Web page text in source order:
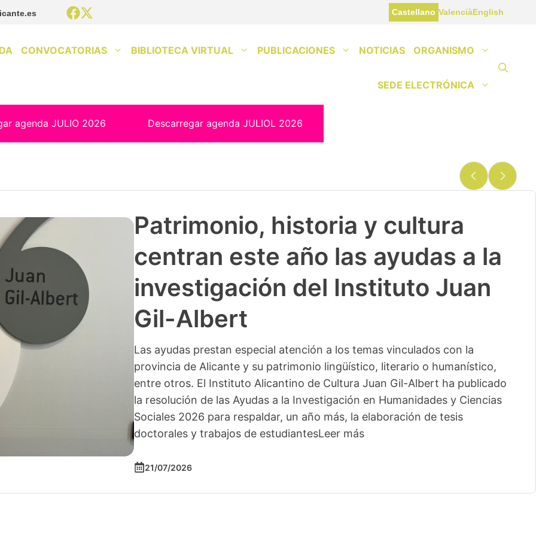
Castellano ValenciàEnglish
CONVOCATORIAS BIBLIOTECA VIRTUAL PUBLICACIONES NOTICIAS ORGANISMO
SEDE ELECTRÓNICA
agenda JULIO 2026 Descarregar agenda JULIOL 2026
Patrimonio, historia y cultura
centran este año las ayudas a la
investigación del Instituto Juan
Gil-Albert
Las ayudas prestan especial atención a los temas vinculados con la
provincia de Alicante y su patrimonio lingüístico, literario o humanístico,
entre otros. El Instituto Alicantino de Cultura Juan Gil-Albert ha publicado
la resolución de las Ayudas a la Investigación en Humanidades y Ciencias
Sociales 2026 para respaldar, un año más, la elaboración de tesis
doctorales y trabajos de estudiantesLeer más
21/07/2026